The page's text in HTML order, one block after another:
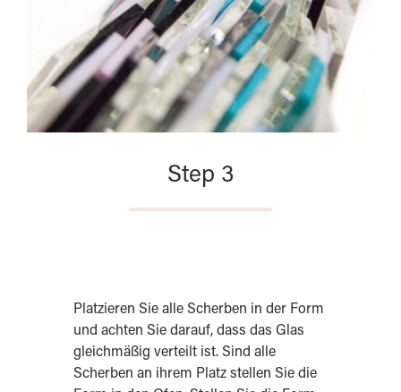
Step 3
Platzieren Sie alle Scherben in der Form
und achten Sie darauf, dass das Glas
gleichmäßig verteilt ist. Sind alle
Scherben an ihrem Platz stellen Sie die